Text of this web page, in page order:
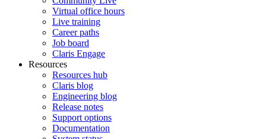
Virtual office hours
Live training
Career paths
Job board
Claris Engage
Resources
Resources hub
Claris blog
Engineering blog
Release notes
Support options
Documentation